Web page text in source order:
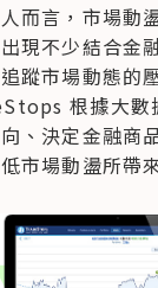
而言，市場動
現不少結合金
蹤市場動態的
根據大數
、決定金融商
市場動盪所帶